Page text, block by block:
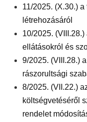
11/2025. (X.30.)
létrehozásáról
10/2025.
ellátásokról és
9/2025. (VIII.28.)
rászorultsági
8/2025. (VII.22.)
költségvetéséről
rendelet